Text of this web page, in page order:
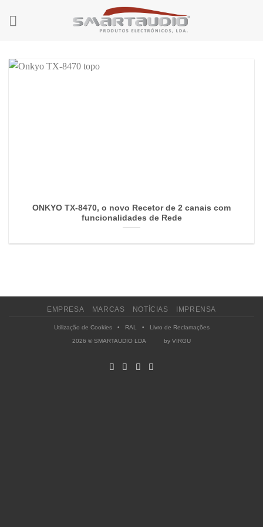
ONKYO TX-8470, o novo Recetor de 2 canais com
funcionalidades de Rede
EMPRESA MARCAS NOTÍCIAS IMPRENSA
Utilização de Cookies• RAL • Livro de Reclamações
2026 © SMARTAUDIO LDA by VIRGU